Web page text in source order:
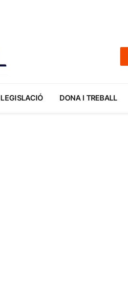
LEGISLACIÓ DONA I TREBALL